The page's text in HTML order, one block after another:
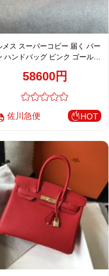
メス スーパーコピー 届く バー
ハンドバッグ ピンク ゴールド
58600円
佐川急便 HOT